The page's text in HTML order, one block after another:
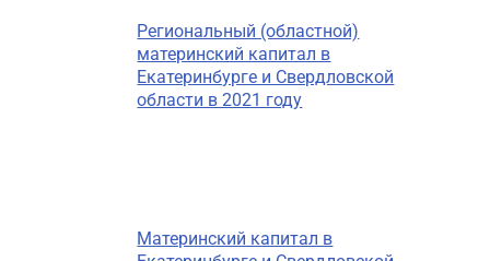
Региональный (областной)
материнский капитал в
Екатеринбурге и Свердловской
области в 2021 году
Материнский капитал в